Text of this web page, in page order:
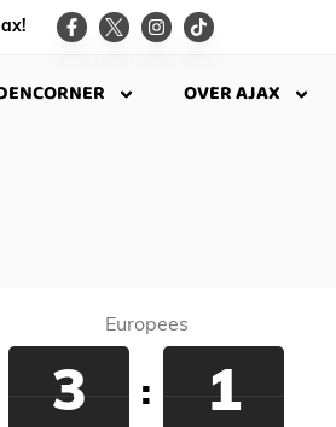
OVER AJAX
Europees
3 : 1